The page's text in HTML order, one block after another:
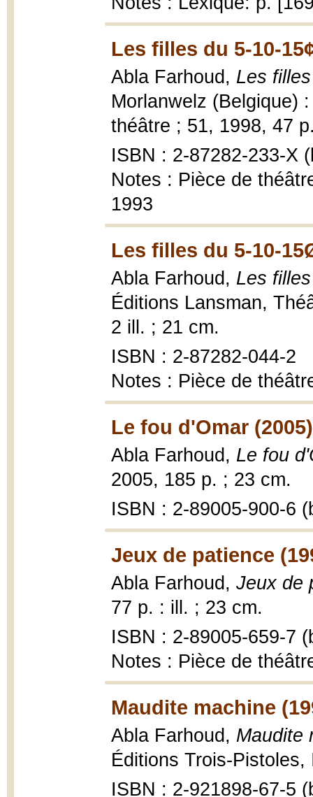
Les filles du 5-10-
Abla Farhoud, Les
Morlanwelz (Belgique)
théâtre ; 51, 1998, 47
ISBN : 2-87282-233-X
Notes : Pièce de
1993
Les filles du 5-10-
Abla Farhoud, Les
Éditions Lansman,
2 ill. ; 21 cm.
ISBN : 2-87282-044-2
Notes : Pièce de
Le fou d'Omar (2005)
Abla Farhoud, Le fou
2005, 185 p. ; 23 cm.
ISBN : 2-89005-900-6
Jeux de patience
Abla Farhoud, Jeux de
77 p. : ill. ; 23 cm.
ISBN : 2-89005-659-7
Notes : Pièce de
Maudite machine
Abla Farhoud, Maudite
Éditions Trois-
ISBN : 2-921898-67-5